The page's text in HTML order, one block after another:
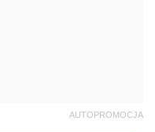
AUTOPROMOCJA